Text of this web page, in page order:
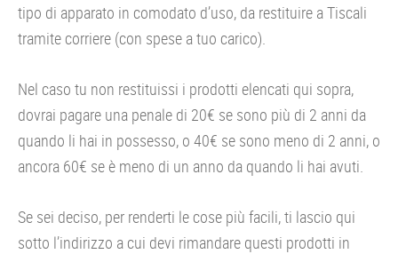
tipo di apparato in comodato d’uso, da restituire a Tiscali
tramite corriere (con spese a tuo carico).
Nel caso tu non restituissi i prodotti elencati qui sopra,
dovrai pagare una penale di 20€ se sono più di 2 anni da
quando li hai in possesso, o 40€ se sono meno di 2 anni, o
ancora 60€ se è meno di un anno da quando li hai avuti.
Se sei deciso, per renderti le cose più facili, ti lascio qui
sotto l’indirizzo a cui devi rimandare questi prodotti in